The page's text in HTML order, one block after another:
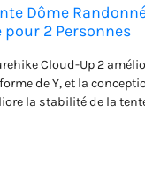
Dôme
2 Personnes
Bleu Marine
Cloud-Up 2
de Y, et la
la stabilité de la
un maillage B3, ce qui
réduire la condensation.